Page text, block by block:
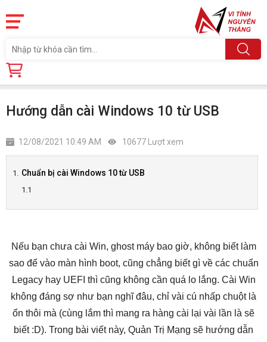
Trang chủ
Hướng dẫn cài Windows 10 từ USB
12/08/2021 10:49 AM 10677 Lượt xem
Chuẩn bị cài Windows 10 từ USB
Nếu bạn chưa cài Win, ghost máy bao giờ, không biết làm
sao để vào màn hình boot, cũng chẳng biết gì về các chuẩn
Legacy hay UEFI thì cũng không cần quá lo lắng. Cài Win
không đáng sợ như bạn nghĩ đâu, chỉ vài cú nhấp chuột là
ổn thôi mà (cùng lắm thì mang ra hàng cài lại vài lần là sẽ
biết :D). Trong bài viết này, Quản Trị Mạng sẽ hướng dẫn